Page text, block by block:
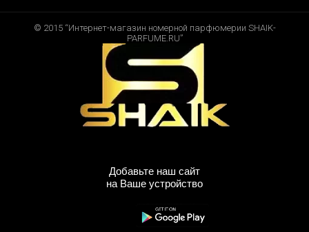
© 2015 “Интернет-магазин номерной парфюмерии SHAIK-
PARFUME.RU”
Добавьте наш сайт
на Ваше устройство